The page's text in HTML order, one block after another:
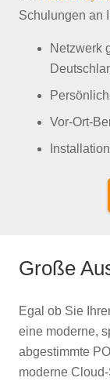
Schulungen an
Netzwerk
Vor-Ort-
Große
Egal ob Sie
eine moderne,
abgestimmte
moderne